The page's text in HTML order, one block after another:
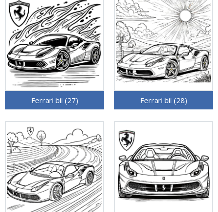
Ferrari bil (27) Ferrari bil (28)